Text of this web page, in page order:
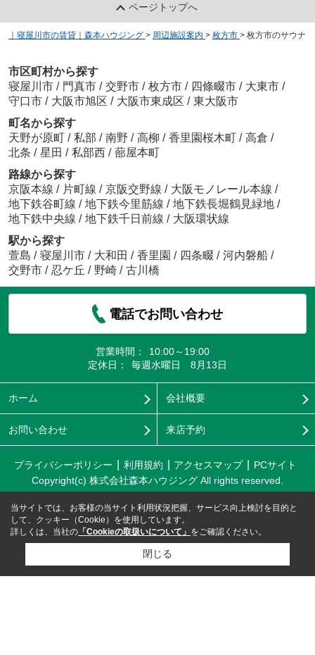
ページトップへ
｜寝屋川市の賃貸｜森本ハウジング > 周辺施設案内 > 枚方市 > 枚方市のサウナ
市区町村から探す
寝屋川市 / 門真市 / 交野市 / 枚方市 / 四條畷市 / 大東市 /
守口市 / 大阪市旭区 / 大阪市東成区 / 東大阪市
町名から探す
天野が原町 / 私部 / 南野 / 高柳 / 香里園桜木町 / 高倉 /
北条 / 星田 / 私部西 / 蔀屋本町
路線から探す
京阪本線 / 片町線 / 京阪交野線 / 大阪モノレール本線 /
地下鉄谷町線 / 地下鉄今里筋線 / 地下鉄長堀鶴見緑地 /
地下鉄中央線 / 地下鉄千日前線 / 大阪環状線
駅から探す
萱島 / 寝屋川市 / 大和田 / 香里園 / 四条畷 / 河内磐船 /
交野市 / 忍ケ丘 / 野崎 / 古川橋
電話でお問い合わせ
営業時間：
10:00～19:00
定休日：
毎週水曜日 8月13日
ホーム 会社概要
お問い合わせ 来店予約
プライバシーポリシー 利用規約 アクセスマップ
PCサイト
Copyright(c) 株式会社森本ハウジング All rights reserved.
当サイトでは、お客様の当サイト利用状況把握、サービス向上検討を目的と
して、クッキー（Cookie）を使用しています。
詳しくは、当社の 「Cookieの取扱いについて」 をご確認ください。
閉じる